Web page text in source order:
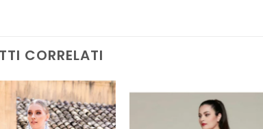
CORRELATI
AGGIUNGI